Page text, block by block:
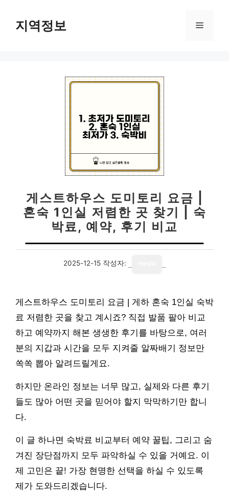
지역정보 메
게스트하우스 도미토리 요금 |
혼숙 1인실 저렴한 곳 찾기 | 숙
박료, 예약, 후기 비교
2025-12-15 작성자:
게스트하우스 도미토리 요금 | 게하 혼숙 1인실 숙박
료 저렴한 곳을 찾고 계시죠? 직접 발품 팔아 비교
하고 예약까지 해본 생생한 후기를 바탕으로, 여러
분의 지갑과 시간을 모두 지켜줄 알짜배기 정보만
쏙쏙 뽑아 알려드릴게요.
하지만 온라인 정보는 너무 많고, 실제와 다른 후기
들도 많아 어떤 곳을 믿어야 할지 막막하기만 합니
다.
이 글 하나면 숙박료 비교부터 예약 꿀팁, 그리고 숨
겨진 장단점까지 모두 파악하실 수 있을 거예요. 이
제 고민은 끝! 가장 현명한 선택을 하실 수 있도록
제가 도와드리겠습니다.